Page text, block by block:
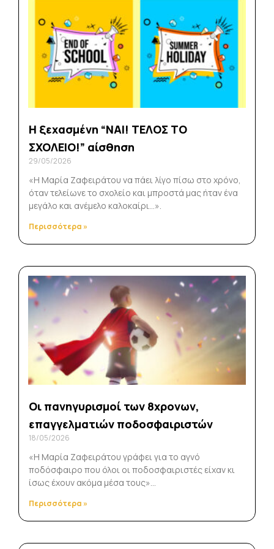
Η ξεχασμένη “ΝΑΙ! ΤΕΛΟΣ ΤΟ
ΣΧΟΛΕΙΟ!” αίσθηση
29/05/2026
«Η Μαρία Ζαφειράτου να πάει λίγο πίσω στο χρόνο,
όταν τελείωνε το σχολείο και μπροστά μας ήταν ένα
μεγάλο και ανέμελο καλοκαίρι…».
Περισσότερα »
Οι πανηγυρισμοί των 8χρονων,
επαγγελματιών ποδοσφαιριστών
18/05/2026
«Η Μαρία Ζαφειράτου γράφει για το αγνό
ποδόσφαιρο που όλοι οι ποδοσφαιριστές είχαν κι
ίσως έχουν ακόμα μέσα τους»…
Περισσότερα »